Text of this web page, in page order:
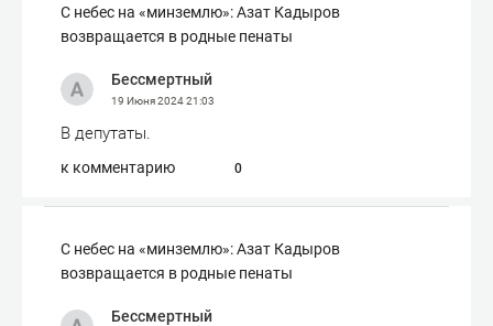
С небес на «минземлю»: Азат Кадыров
возвращается в родные пенаты
Бессмертный
19 Июня 202421:03
В депутаты.
к комментарию 0
С небес на «минземлю»: Азат Кадыров
возвращается в родные пенаты
Бессмертный